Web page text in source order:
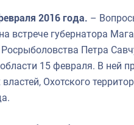
2016 года. –
встрече губернатора
Петра
15 февраля. В ней
Охотского